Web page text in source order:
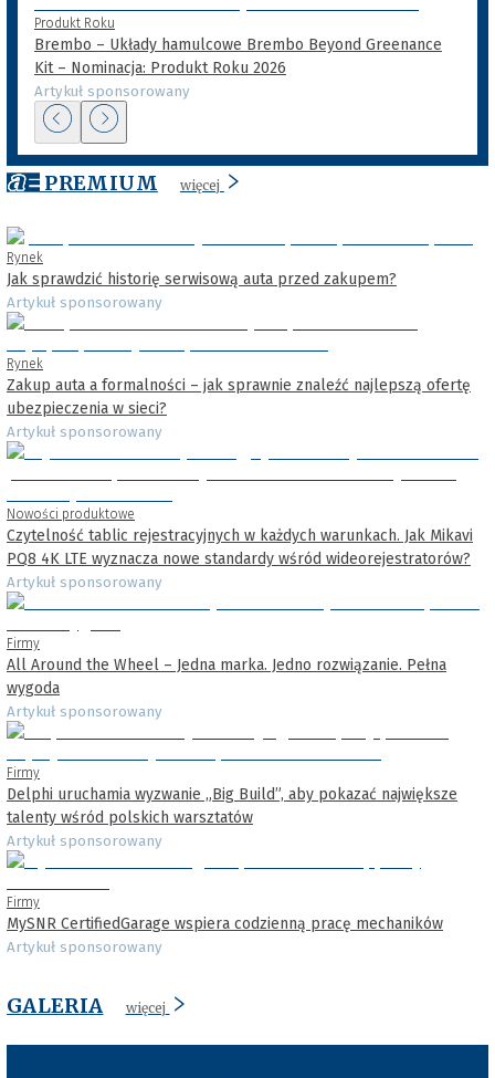
Produkt Roku
Brembo – Układy hamulcowe Brembo Beyond Greenance
Kit – Nominacja: Produkt Roku 2026
Artykuł sponsorowany
PREMIUM więcej
Rynek
Jak sprawdzić historię serwisową auta przed zakupem?
Artykuł sponsorowany
Rynek
Zakup auta a formalności – jak sprawnie znaleźć najlepszą ofertę
ubezpieczenia w sieci?
Artykuł sponsorowany
Nowości produktowe
Czytelność tablic rejestracyjnych w każdych warunkach. Jak Mikavi
PQ8 4K LTE wyznacza nowe standardy wśród wideorejestratorów?
Artykuł sponsorowany
Firmy
All Around the Wheel – Jedna marka. Jedno rozwiązanie. Pełna
wygoda
Artykuł sponsorowany
Firmy
Delphi uruchamia wyzwanie „Big Build”, aby pokazać największe
talenty wśród polskich warsztatów
Artykuł sponsorowany
Firmy
MySNR CertifiedGarage wspiera codzienną pracę mechaników
Artykuł sponsorowany
GALERIA więcej